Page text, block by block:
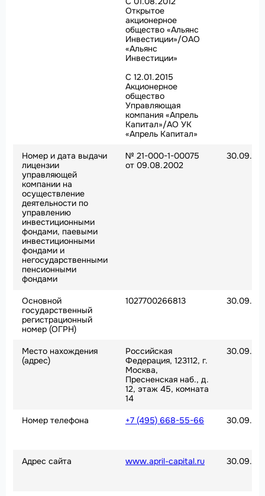
Открытое
акционерное
общество «Альянс
Инвестиции»/ОАО
«Альянс
Инвестиции»
C 12.01.2015
Акционерное
общество
Управляющая
компания «Апрель
Капитал»/АО УК
«Апрель Капитал»
Номер и дата выдачи
лицензии
управляющей
компании на
осуществление
деятельности по
управлению
инвестиционными
фондами, паевыми
инвестиционными
фондами и
негосударственными
пенсионными
фондами
№ 21-000-1-00075
от 09.08.2002
Основной
государственный
регистрационный
номер (ОГРН)
1027700266813
Место нахождения
(адрес)
Российская
Федерация, 123112, г.
Москва,
Пресненская наб., д.
12, этаж 45, комната
14
Номер телефона +7 (495) 668-55-66
Адрес сайта www.april-capital.ru